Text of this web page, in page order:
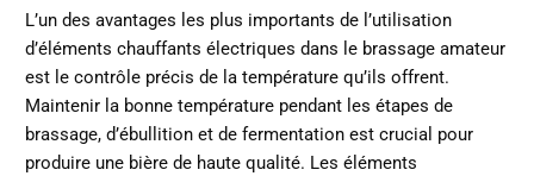
L’un des avantages les plus importants de l’utilisation
d’éléments chauffants électriques dans le brassage amateur
est le contrôle précis de la température qu’ils offrent.
Maintenir la bonne température pendant les étapes de
brassage, d’ébullition et de fermentation est crucial pour
produire une bière de haute qualité. Les éléments